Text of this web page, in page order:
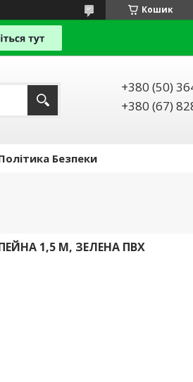
Кошик
+380 (50)
+380 (67)
Безпеки
1,5 М, ЗЕЛЕНА ПВХ